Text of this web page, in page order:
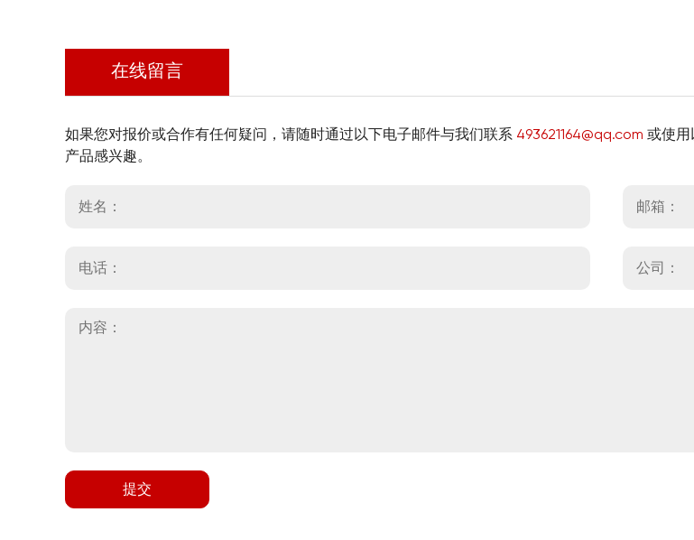
在线留言
如果您对报价或合作有任何疑问，请随时通过以下电子邮件与我们联系 493621164@qq.com 或使用
产品感兴趣。
提交